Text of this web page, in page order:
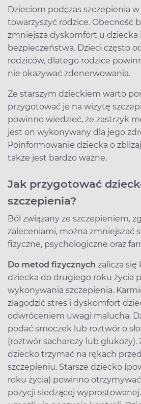
Dzieciom podczas szczepienia
towarzyszyć rodzice. Obecność
zmniejsza dyskomfort u dziecka
bezpieczeństwa. Dzieci często
rodziców, dlatego rodzice
nie okazywać zdenerwowania.
Ze starszym dzieckiem warto
przygotować je na wizytę
powinno wiedzieć, że zastrzyk
jest on wykonywany dla jego
Poinformowanie dziecka o
także jest bardzo ważne.
Jak przygotować
szczepienia?
Ból związany ze szczepieniem,
zaleceniami, można zmniejszać
fizyczne, psychologiczne oraz
Do metod fizycznych zalicza
dziecka do drugiego roku życia
wykonywania szczepienia.
złagodzić stres i dyskomfort
odwróceniem uwagi malucha.
podać smoczek lub roztwór o
(roztwór sacharozy lub glukozy).
dziecko trzymać na rękach
szczepieniu. Starsze dziecko
roku życia) powinno
pozycji siedzącej